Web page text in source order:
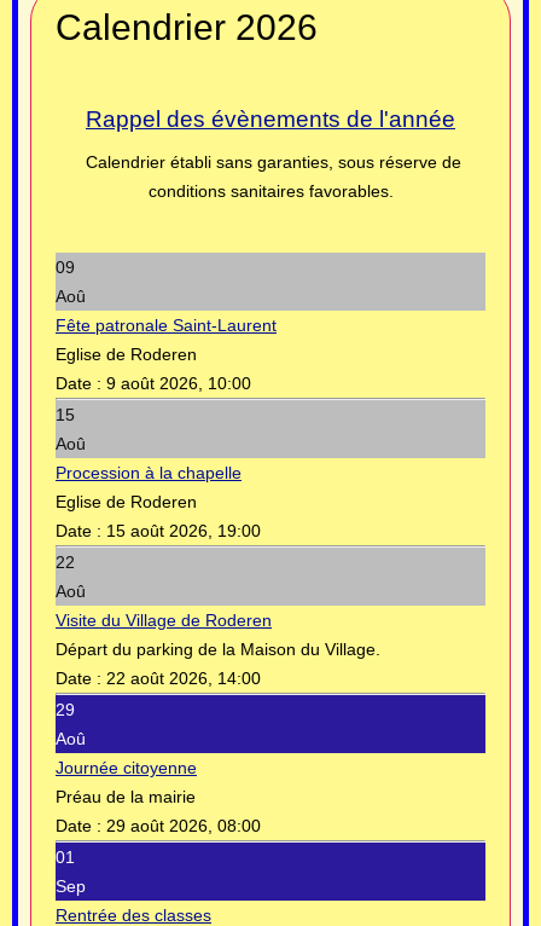
Calendrier 2026
Rappel des évènements de l'année
Calendrier établi sans garanties, sous réserve de
conditions sanitaires favorables.
09
Aoû
Fête patronale Saint-Laurent
Eglise de Roderen
Date : 9 août 2026, 10:00
15
Aoû
Procession à la chapelle
Eglise de Roderen
Date : 15 août 2026, 19:00
22
Aoû
Visite du Village de Roderen
Départ du parking de la Maison du Village.
Date : 22 août 2026, 14:00
29
Aoû
Journée citoyenne
Préau de la mairie
Date : 29 août 2026, 08:00
01
Sep
Rentrée des classes